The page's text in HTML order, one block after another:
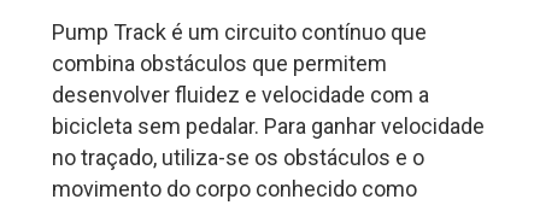
Pump Track é um circuito contínuo que
combina obstáculos que permitem
desenvolver fluidez e velocidade com a
bicicleta sem pedalar. Para ganhar velocidade
no traçado, utiliza-se os obstáculos e o
movimento do corpo conhecido como